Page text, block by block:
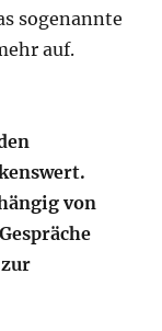
sogenannte
auf.
von